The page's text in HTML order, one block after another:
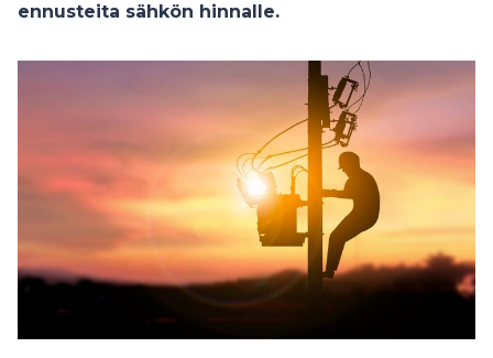
ennusteita sähkön hinnalle.